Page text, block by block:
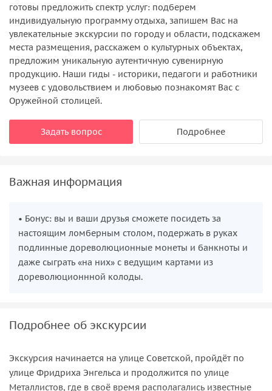
готовы предложить спектр услуг: подберем
индивидуальную программу отдыха, запишем Вас на
увлекательные экскурсии по городу и области, подскажем
места размещения, расскажем о культурных объектах,
предложим уникальную аутентичную сувенирную
продукцию. Наши гиды - историки, педагоги и работники
музеев с удовольствием и любовью познакомят Вас с
Оружейной столицей.
Задать вопрос Подробнее
Важная информация
• Бонус: вы и ваши друзья сможете посидеть за
настоящим ломберным столом, подержать в руках
подлинные дореволюционные монеты и банкноты и
даже сыграть «на них» с ведущим картами из
дореволюционнной колоды.
Подробнее об экскурсии
Экскурсия начинается на улице Советской, пройдёт по
улице Фридриха Энгельса и продолжится по улице
Металлистов, где в своё время располагались известные